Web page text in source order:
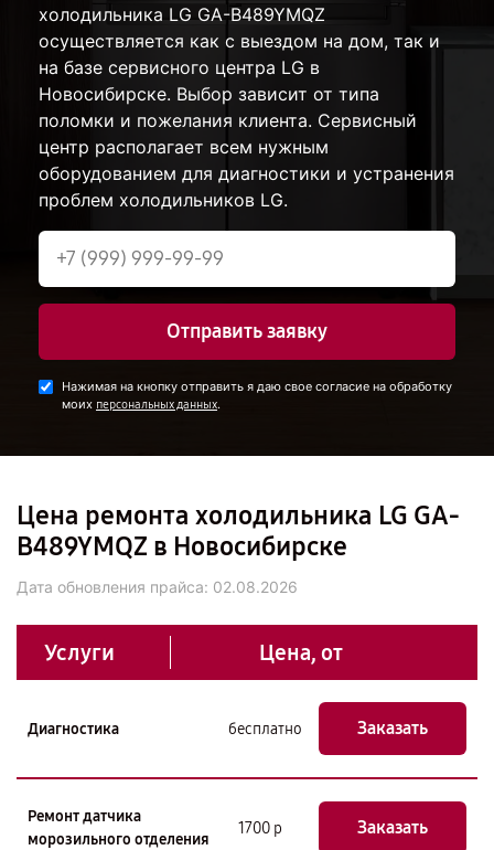
холодильника LG GA-B489YMQZ
осуществляется как с выездом на дом, так и
на базе сервисного центра LG в
Новосибирске. Выбор зависит от типа
поломки и пожелания клиента. Сервисный
центр располагает всем нужным
оборудованием для диагностики и устранения
проблем холодильников LG.
Отправить заявку
Нажимая на кнопку отправить я даю свое согласие на обработку
моих персональных данных.
Цена ремонта холодильника LG GA-
B489YMQZ в Новосибирске
Дата обновления прайса: 02.08.2026
Услуги Цена, от
Диагностика бесплатно Заказать
Ремонт датчика
морозильного отделения
1700 р Заказать